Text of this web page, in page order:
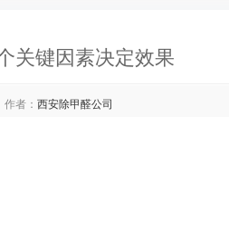
关键因素决定效果
作者： 西安除甲醛公司